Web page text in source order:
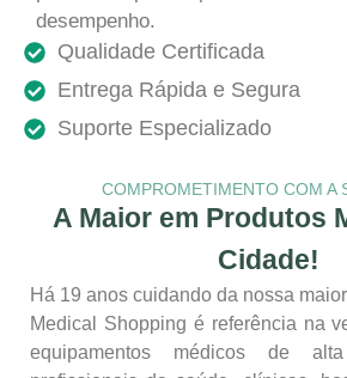
desempenho.
Qualidade Certificada
Entrega Rápida e Segura
Suporte Especializado
COMPROMETIMENTO COM A
A Maior em Produtos
Cidade!
Há 19 anos cuidando da nossa
Medical Shopping é referência na
equipamentos médicos de